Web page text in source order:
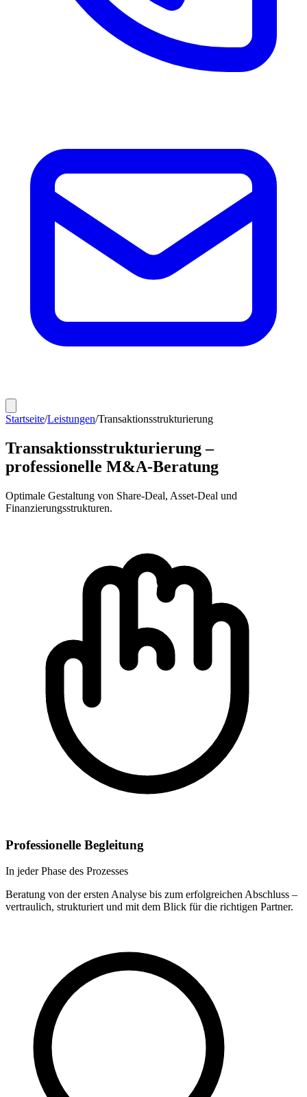
Startseite/Leistungen/Transaktionsstrukturierung
Transaktionsstrukturierung –
professionelle M&A-Beratung
Optimale Gestaltung von Share-Deal, Asset-Deal und
Finanzierungsstrukturen.
Professionelle Begleitung
In jeder Phase des Prozesses
Beratung von der ersten Analyse bis zum erfolgreichen Abschluss –
vertraulich, strukturiert und mit dem Blick für die richtigen Partner.